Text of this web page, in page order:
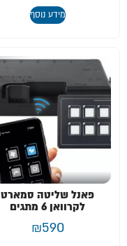
מידע נוסף
פאנל שליטה סמארט
לקרוואן 6 מתגים
₪590